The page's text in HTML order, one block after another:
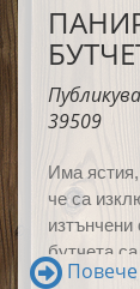
39509
Има ястия,
че са
бутчета са
любими
Повече